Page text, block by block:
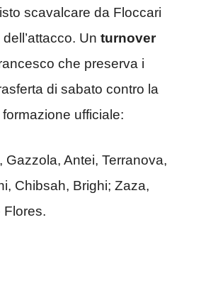
scavalcare da Floccari
Un turnover
che preserva i
di sabato contro la
ufficiale:
Gazzola, Antei, Terranova,
Chibsah, Brighi; Zaza,
Flores.